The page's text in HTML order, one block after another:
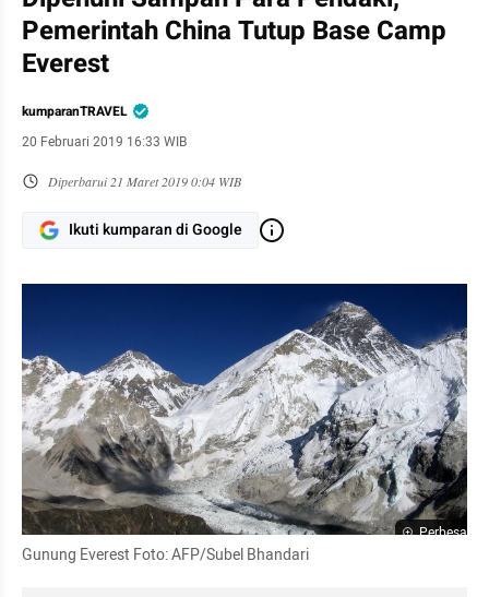
Pemerintah China Tutup Base Camp
Everest
kumparanTRAVEL
20 Februari 2019 16:33 WIB
Diperbarui21 Maret 2019 0:04 WIB
Ikuti kumparan di Google
Perbesar
Gunung Everest Foto: AFP/Subel Bhandari